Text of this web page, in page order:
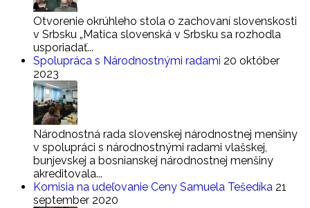
Otvorenie okrúhleho stola o zachovaní slovenskosti
v Srbsku „Matica slovenská v Srbsku sa rozhodla
usporiadať...
Spolupráca s Národnostnými radami 20 október
2023
Národnostná rada slovenskej národnostnej menšiny
v spolupráci s národnostnými radami vlašskej,
bunjevskej a bosnianskej národnostnej menšiny
akreditovala...
Komisia na udeľovanie Ceny Samuela Tešedíka 21
september 2020